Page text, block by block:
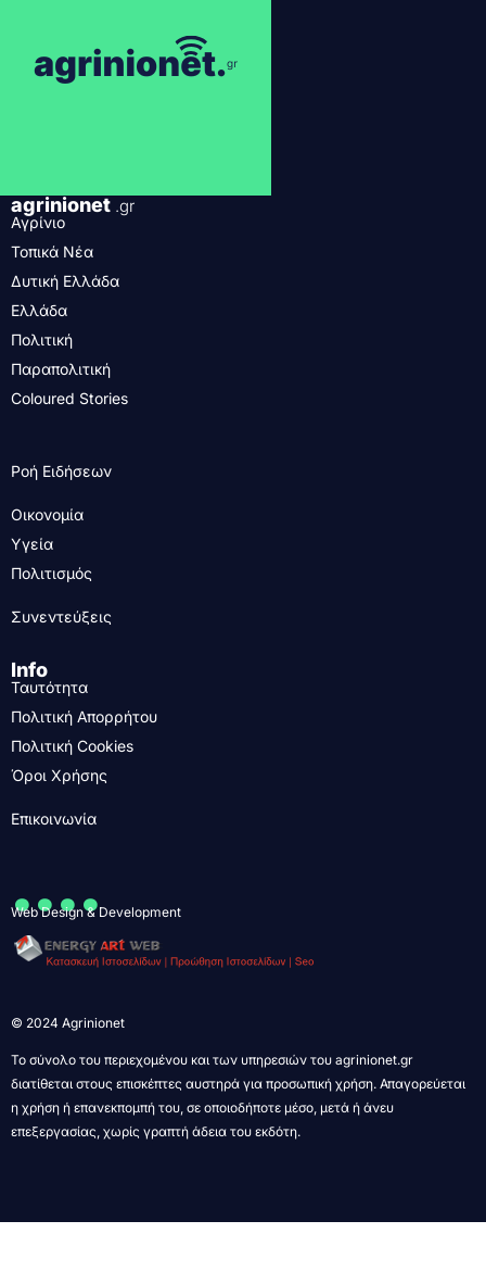
agrinionet .gr
Αγρίνιο
Τοπικά Νέα
Δυτική Ελλάδα
Ελλάδα
Πολιτική
Παραπολιτική
Coloured Stories
Ροή Ειδήσεων
Οικονομία
Υγεία
Πολιτισμός
Συνεντεύξεις
Info
Ταυτότητα
Πολιτική Απορρήτου
Πολιτική Cookies
Όροι Χρήσης
Επικοινωνία
....
Web Design & Development
© 2024 Agrinionet
Το σύνολο του περιεχομένου και των υπηρεσιών του agrinionet.gr
διατίθεται στους επισκέπτες αυστηρά για προσωπική χρήση. Απαγορεύεται
η χρήση ή επανεκπομπή του, σε οποιοδήποτε μέσο, μετά ή άνευ
επεξεργασίας, χωρίς γραπτή άδεια του εκδότη.